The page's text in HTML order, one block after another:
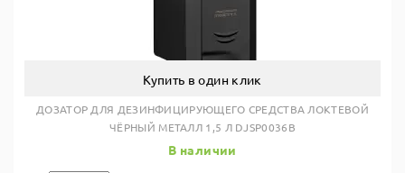
Купить в один клик
ДОЗАТОР ДЛЯ ДЕЗИНФИЦИРУЮЩЕГО СРЕДСТВА ЛОКТЕВОЙ
ЧЁРНЫЙ МЕТАЛЛ 1,5 Л DJSP0036B
В наличии